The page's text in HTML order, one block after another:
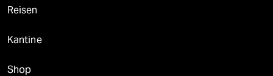
Reisen
Kantine
Shop